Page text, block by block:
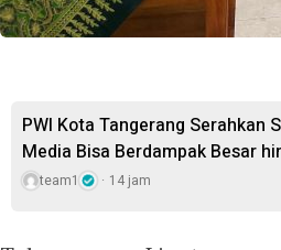
PWI Kota Tangerang Serahkan
Media Bisa Berdampak Besar
team1 14 jam